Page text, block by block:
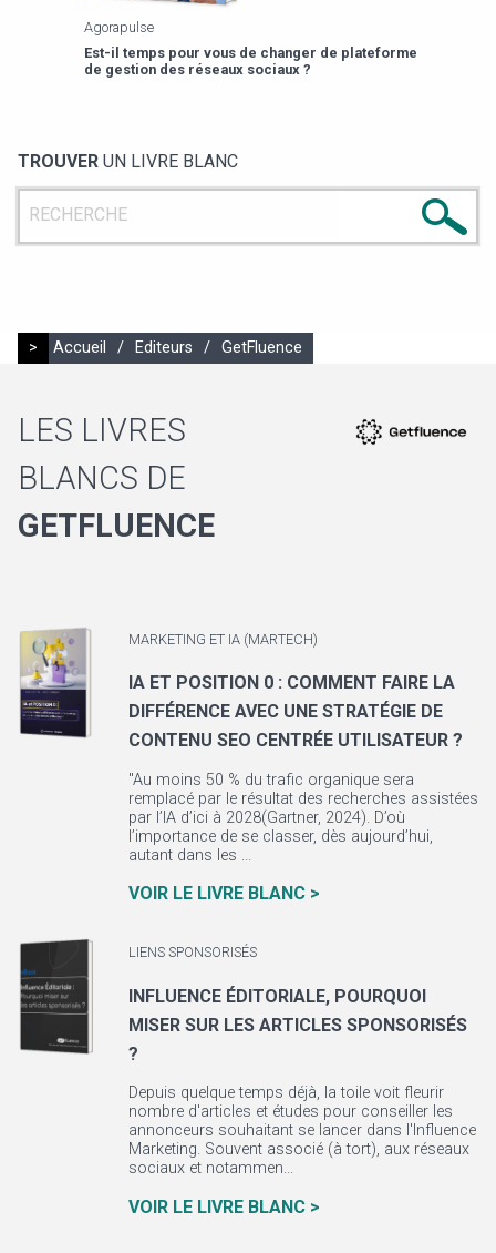
Agorapulse
Est-il temps pour vous de changer de plateforme
de gestion des réseaux sociaux ?
TROUVER UN LIVRE BLANC
> Accueil / Editeurs / GetFluence
LES LIVRES
BLANCS DE
GETFLUENCE
MARKETING ET IA (MARTECH)
IA ET POSITION 0 : COMMENT FAIRE LA
DIFFÉRENCE AVEC UNE STRATÉGIE DE
CONTENU SEO CENTRÉE UTILISATEUR ?
"Au moins 50 % du trafic organique sera
remplacé par le résultat des recherches assistées
par l’IA d’ici à 2028(Gartner, 2024). D’où
l’importance de se classer, dès aujourd’hui,
autant dans les ...
VOIR LE LIVRE BLANC >
LIENS SPONSORISÉS
INFLUENCE ÉDITORIALE, POURQUOI
MISER SUR LES ARTICLES SPONSORISÉS
?
Depuis quelque temps déjà, la toile voit fleurir
nombre d'articles et études pour conseiller les
annonceurs souhaitant se lancer dans l'Influence
Marketing. Souvent associé (à tort), aux réseaux
sociaux et notammen...
VOIR LE LIVRE BLANC >